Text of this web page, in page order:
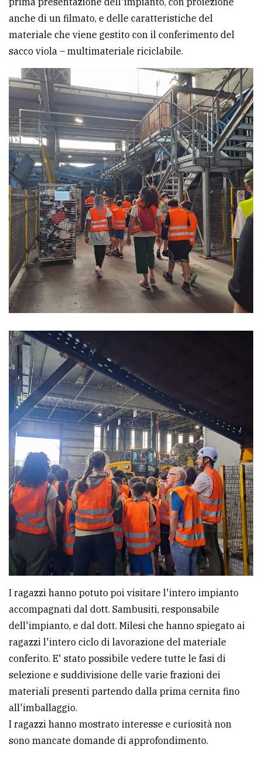
anche di un filmato, e delle caratteristiche del
materiale che viene gestito con il conferimento del
sacco viola – multimateriale riciclabile.
I ragazzi hanno potuto poi visitare l'intero impianto
accompagnati dal dott. Sambusiti, responsabile
dell'impianto, e dal dott. Milesi che hanno spiegato ai
ragazzi l'intero ciclo di lavorazione del materiale
conferito. E' stato possibile vedere tutte le fasi di
selezione e suddivisione delle varie frazioni dei
materiali presenti partendo dalla prima cernita fino
all'imballaggio.
I ragazzi hanno mostrato interesse e curiosità non
sono mancate domande di approfondimento.